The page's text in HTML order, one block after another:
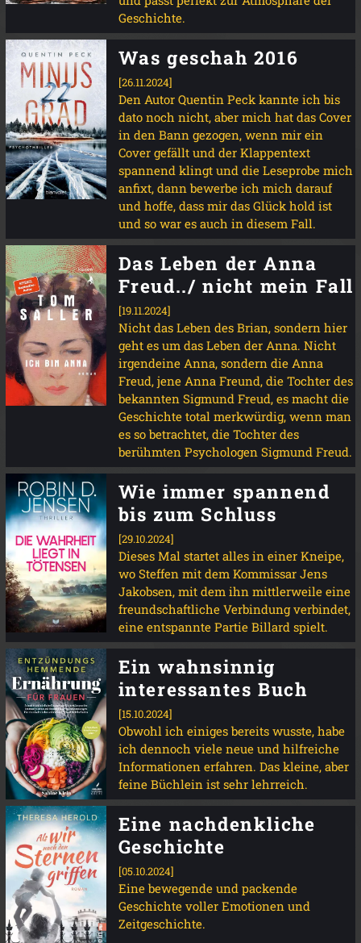
Geschichte.
Was geschah 2016
[26.11.2024]
Den Autor Quentin Peck kannte ich bis
dato noch nicht, aber mich hat das Cover
in den Bann gezogen, wenn mir ein
Cover gefällt und der Klappentext
spannend klingt und die Leseprobe mich
anfixt, dann bewerbe ich mich darauf
und hoffe, dass mir das Glück hold ist
und so war es auch in diesem Fall.
Das Leben der Anna
Freud../ nicht mein Fall
[19.11.2024]
Nicht das Leben des Brian, sondern hier
geht es um das Leben der Anna. Nicht
irgendeine Anna, sondern die Anna
Freud, jene Anna Freund, die Tochter des
bekannten Sigmund Freud, es macht die
Geschichte total merkwürdig, wenn man
es so betrachtet, die Tochter des
berühmten Psychologen Sigmund Freud.
Wie immer spannend
bis zum Schluss
[29.10.2024]
Dieses Mal startet alles in einer Kneipe,
wo Steffen mit dem Kommissar Jens
Jakobsen, mit dem ihn mittlerweile eine
freundschaftliche Verbindung verbindet,
eine entspannte Partie Billard spielt.
Ein wahnsinnig
interessantes Buch
[15.10.2024]
Obwohl ich einiges bereits wusste, habe
ich dennoch viele neue und hilfreiche
Informationen erfahren. Das kleine, aber
feine Büchlein ist sehr lehrreich.
Eine nachdenkliche
Geschichte
[05.10.2024]
Eine bewegende und packende
Geschichte voller Emotionen und
Zeitgeschichte.